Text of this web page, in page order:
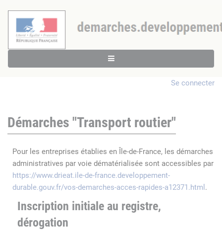
Se connecter
Démarches "Transport routier"
Pour les entreprises établies en Île-de-France, les démarches
administratives par voie dématérialisée sont accessibles par
https://www.drieat.ile-de-france.developpement-
durable.gouv.fr/vos-demarches-acces-rapides-a12371.html .
Inscription initiale au registre,
dérogation